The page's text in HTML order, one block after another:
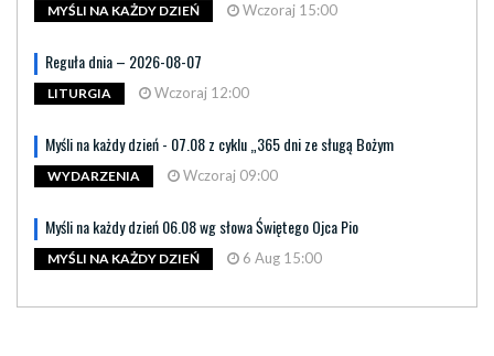
MYŚLI NA KAŻDY DZIEŃ Wczoraj 15:00
Reguła dnia – 2026-08-07
LITURGIA Wczoraj 12:00
Myśli na każdy dzień - 07.08 z cyklu „365 dni ze sługą Bożym
WYDARZENIA Wczoraj 09:00
Myśli na każdy dzień 06.08 wg słowa Świętego Ojca Pio
MYŚLI NA KAŻDY DZIEŃ 6 Aug 15:00